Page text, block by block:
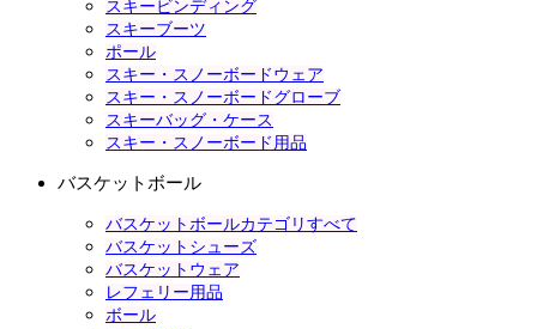
スキービンディング
スキーブーツ
ポール
スキー・スノーボードウェア
スキー・スノーボードグローブ
スキーバッグ・ケース
スキー・スノーボード用品
バスケットボール
バスケットボールカテゴリすべて
バスケットシューズ
バスケットウェア
レフェリー用品
ボール